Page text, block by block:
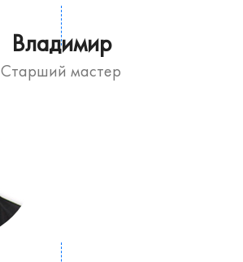
Владимир
Старший мастер